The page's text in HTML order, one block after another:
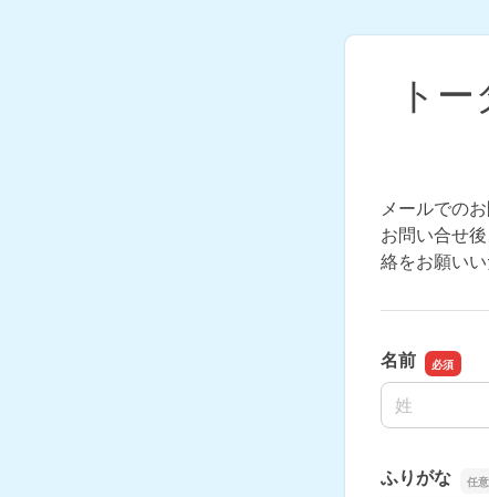
ト
メールでの
お問い合せ
絡をお願いい
名前
名前の姓
ふりがな